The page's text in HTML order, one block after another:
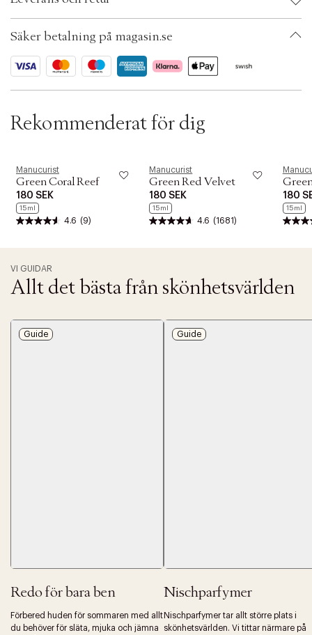
n
ID: ADBX44-0008
Säker betalning på magasin.se
Rekommenderat för dig
Manucurist
Green Coral Reef
180 SEK
15ml
4.6 (9)
Manucurist
Green Red Velvet
180 SEK
15ml
4.6 (1681)
180
15ml
VI GUIDAR
Allt det bästa från skönhetsvärlden
Guide
Redo för bara ben
Förbered huden för sommaren med allt
du behöver för släta, mjuka och jämna
Guide
Nischparfymer
Nischparfymer tar allt större plats i
skönhetsvärlden. Vi tittar närmare på